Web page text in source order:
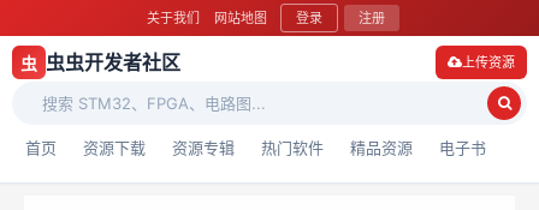
关于我们 网站地图 登录 注册
虫 虫虫开发者社区
首页 资源下载 资源专辑 热门软件 精品资源 电子书
上传资源